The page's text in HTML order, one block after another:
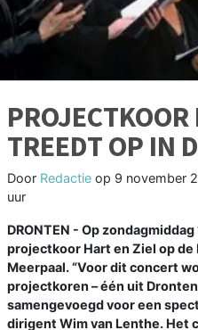
TREEDT OP IN
Door Redactie op 9 november
uur
DRONTEN - Op
projectkoor Hart en Ziel op de
Meerpaal. “Voor dit concert
projectkoren – één uit
samengevoegd voor een
dirigent Wim van Lenthe. Het